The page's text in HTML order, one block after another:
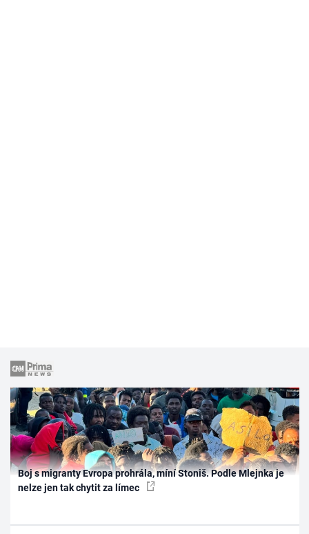
Boj s migranty Evropa prohrála, míní Stoniš. Podle Mlejnka je
nelze jen tak chytit za límec